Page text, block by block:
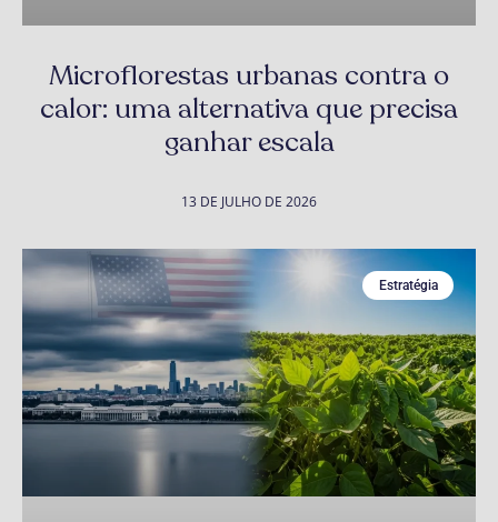
Microflorestas urbanas contra o
calor: uma alternativa que precisa
ganhar escala
13 DE JULHO DE 2026
Estratégia